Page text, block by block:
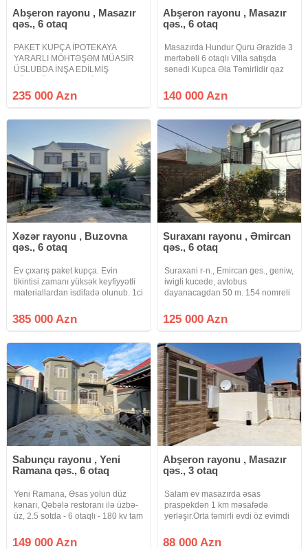
Abşeron rayonu , Masazır
qəs., 6 otaq
PAKET KUPÇA İPOTEKAYA
YARARLI MÖHTƏŞƏM MÜASİR
ÜSLUBDA İNŞA EDİLMİŞ
Gənclər Şəhərciyinin arxasında
möhtəşəm müasir üslubda inşa
235 000 Azn
Abşeron rayonu , Masazır
qəs., 6 otaq
Masazırda Hundur Quru Ərazidə 3
mərtəbəli 6 otaqlı Villa satışda
sənədi Kupca Əla Təmirlidir qaz
140 000 Azn
Xəzər rayonu , Buzovna
qəs., 6 otaq
Ev çıxarış paket kupça. Evin
tikintisi zamanı yüksək keyfiyyətli
materiallardan isdifadə olunub. 1ci
otaq və 1 mətbəx. Keyfiyyətli
qapılar və rus istehsalı parket. Çöl
385 000 Azn
Suraxanı rayonu , Əmircan
qəs., 6 otaq
Suraxani r-n., Emircan ges., geniw,
iwigli kucede, avtobus
dayanacagdan 50 m. 154 nomreli
ustunde, sahesi 140 kv.m. 6 otagli,
2 mertebeli ev satilir. Ev 4 dawdan
125 000 Azn
Sabunçu rayonu , Yeni
Ramana qəs., 6 otaq
Yeni Ramana, Əsas yolun düz
kənarı, Qəbələ restoranı ilə üzbə-
üz, 2.5 sotda - 6 otaqlı - 180 kv tam
monalitdir, 3 yerdən kəmər atılıb.
149 000 Azn
Abşeron rayonu , Masazır
qəs., 3 otaq
Salam ev masazırda əsas
praspekdən 1 km məsafədə
yerləşir.Orta təmirli evdi öz evimdi
həyət tametdi həyətdə 1.5 ton su
88 000 Azn